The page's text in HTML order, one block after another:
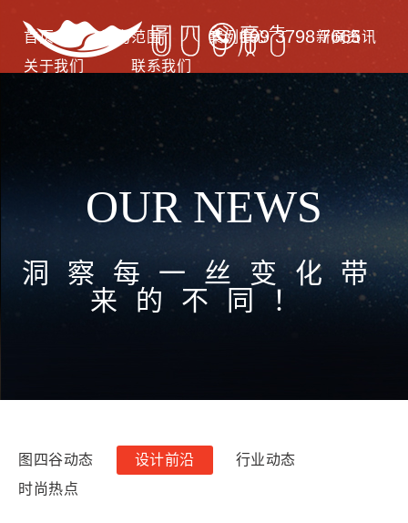
首页 服务范围 案例中心
新闻资讯
关于我们
联系我们
199 3798 7665
OUR NEWS
洞察每一丝变化带
来的不同！
图四谷动态 设计前沿
行业动态
时尚热点